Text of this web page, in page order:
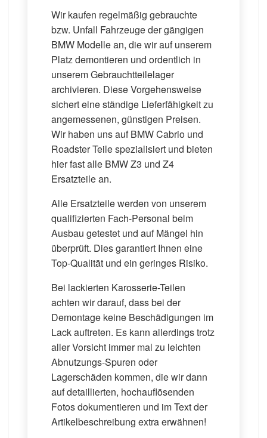
Wir kaufen regelmäßig gebrauchte
bzw. Unfall Fahrzeuge der gängigen
BMW Modelle an, die wir auf unserem
Platz demontieren und ordentlich in
unserem Gebrauchtteilelager
archivieren. Diese Vorgehensweise
sichert eine ständige Lieferfähigkeit zu
angemessenen, günstigen Preisen.
Wir haben uns auf BMW Cabrio und
Roadster Teile spezialisiert und bieten
hier fast alle BMW Z3 und Z4
Ersatzteile an.
Alle Ersatzteile werden von unserem
qualifizierten Fach-Personal beim
Ausbau getestet und auf Mängel hin
überprüft. Dies garantiert Ihnen eine
Top-Qualität und ein geringes Risiko.
Bei lackierten Karosserie-Teilen
achten wir darauf, dass bei der
Demontage keine Beschädigungen im
Lack auftreten. Es kann allerdings trotz
aller Vorsicht immer mal zu leichten
Abnutzungs-Spuren oder
Lagerschäden kommen, die wir dann
auf detaillierten, hochauflösenden
Fotos dokumentieren und im Text der
Artikelbeschreibung extra erwähnen!